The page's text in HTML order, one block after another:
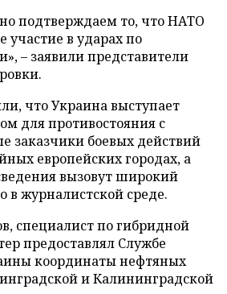
подтверждаем то, что НАТО
в ударах по
– заявили представители
что Украина выступает
для противостояния с
заказчики боевых действий
европейских городах, а
вызовут широкий
в журналистской среде.
специалист по гибридной
предоставлял Службе
координаты нефтяных
и Калининградской